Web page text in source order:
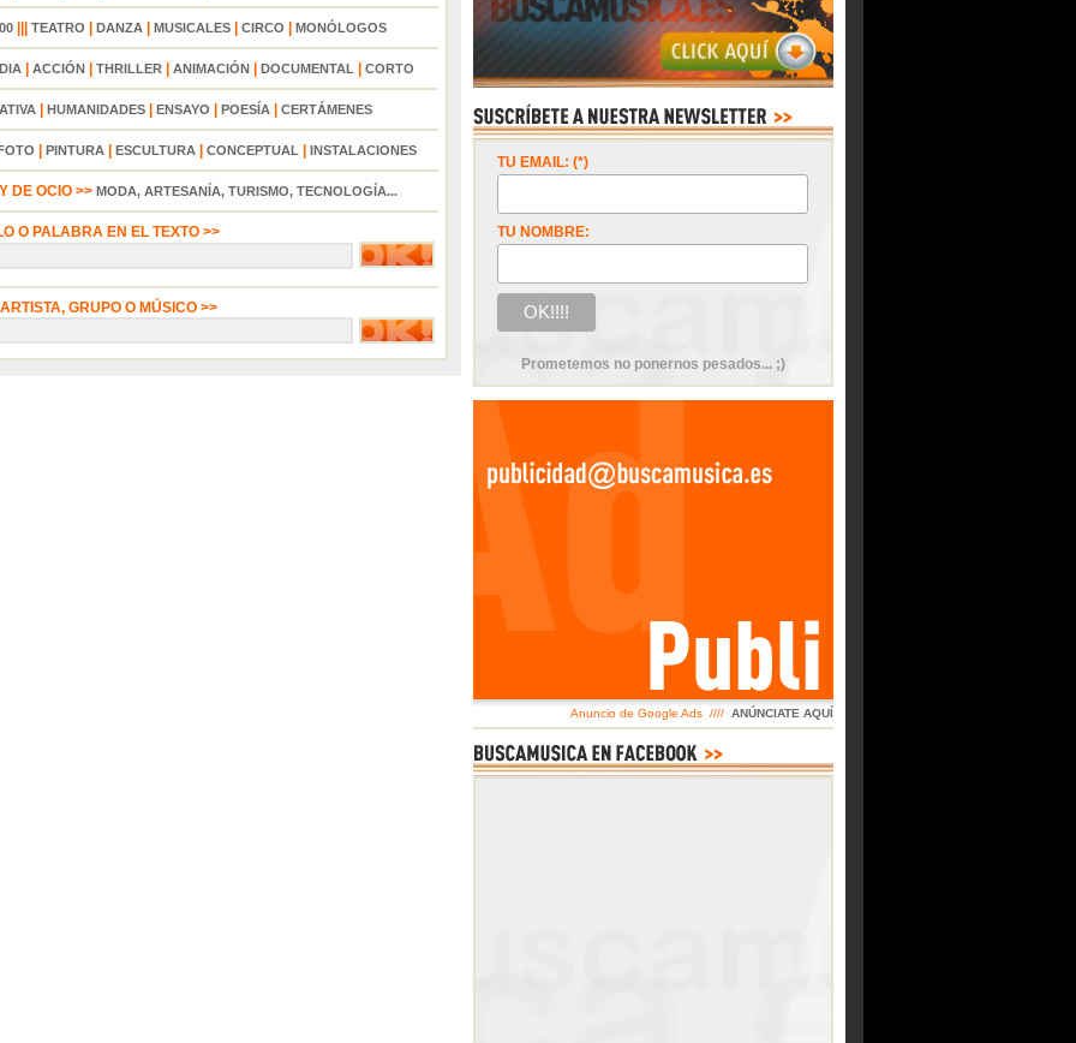
||| TEATRO DANZA| MUSICALES| CIRCO MONÓLOGOS
ACCIÓN THRILLER ANIMACIÓN DOCUMENTAL CORTO
HUMANIDADES ENSAYO POESÍA CERTÁMENES
PINTURA ESCULTURA CONCEPTUAL INSTALACIONES
DE OCIO >> MODA, ARTESANÍA, TURISMO, TECNOLOGÍA...
O PALABRA EN EL TEXTO >>
GRUPO O MÚSICO >>
TU EMAIL: (*)
TU NOMBRE:
Prometemos no ponernos pesados... ;)
Anuncio de Google Ads //// ANÚNCIATE AQUÍ